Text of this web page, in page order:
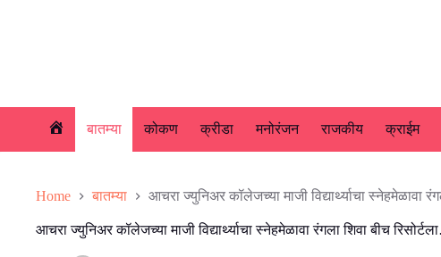
होम बातम्या कोकण क्रीडा मनोरंजन राजकीय क्राईम
Home बातम्या आचरा ज्युनिअर कॉलेजच्या माजी विद्यार्थ्याचा स्नेहमेळावा
आचरा ज्युनिअर कॉलेजच्या माजी विद्यार्थ्याचा स्नेहमेळावा रंगला शिवा बीच